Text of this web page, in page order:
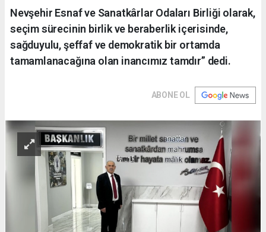
Nevşehir Esnaf ve Sanatkârlar Odaları Birliği olarak,
seçim sürecinin birlik ve beraberlik içerisinde,
sağduyulu, şeffaf ve demokratik bir ortamda
tamamlanacağına olan inancımız tamdır” dedi.
ABONE OL